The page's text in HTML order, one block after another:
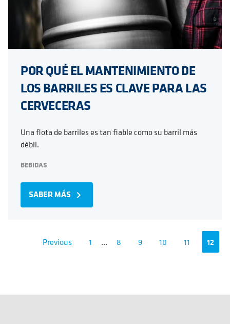
POR QUÉ EL MANTENIMIENTO DE
LOS BARRILES ES CLAVE PARA LAS
CERVECERAS
Una flota de barriles es tan fiable como su barril más
débil.
BEBIDAS
SABER MÁS navigate_next
Previous 1 ... 8 9 10 11 12